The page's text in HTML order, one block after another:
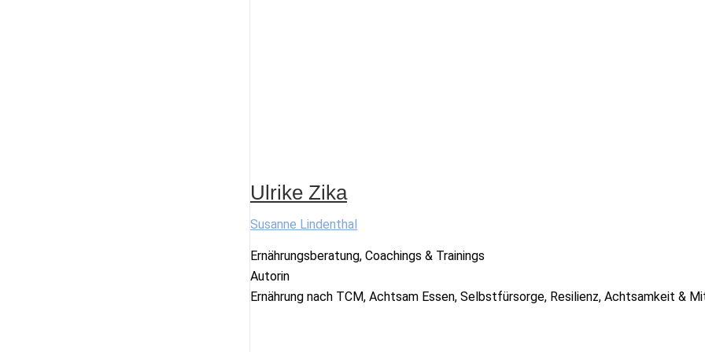
Ulrike Zika
Susanne Lindenthal
Ernährungsberatung, Coachings & Trainings
Autorin
Ernährung nach TCM, Achtsam Essen, Selbstfürsorge, Resilienz, Achtsamkeit &